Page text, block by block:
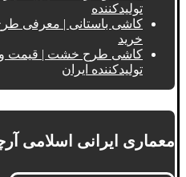
تولیدکننده
کاشی باستانی | معرفی
خرید
کاشی طرح خشت | قیمت و
تولیدکننده ایران
معماری ایرانی اسلامی